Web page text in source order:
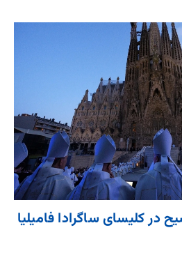
در کلیسای ساگرادا فامیلیا